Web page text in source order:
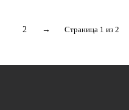
2 → Страница 1 из 2